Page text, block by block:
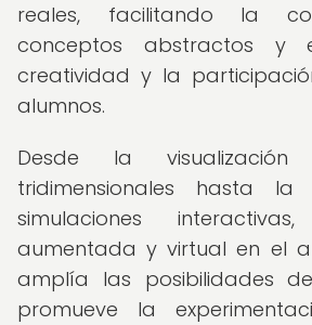
reales, facilitando la
conceptos abstractos y
creatividad y la
alumnos.
Desde la
tridimensionales hasta la
simulaciones
aumentada y virtual en el
amplía las posibilidades
promueve la